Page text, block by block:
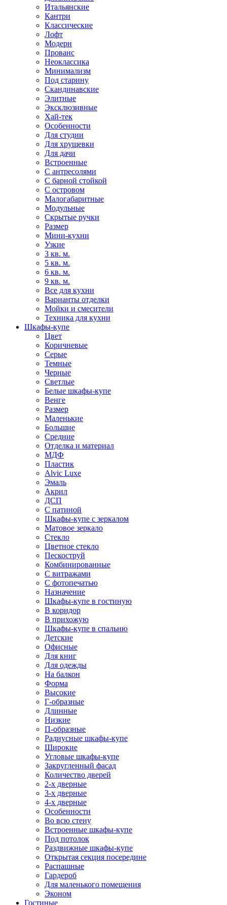
Итальянские
Кантри
Классические
Лофт
Модерн
Прованс
Неоклассика
Минимализм
Под старину
Скандинавские
Элитные
Эксклюзивные
Хай-тек
Особенности
Для студии
Для хрущевки
Для дачи
Встроенные
С антресолями
С барной стойкой
С островом
Малогабаритные
Модульные
Скрытые ручки
Размер
Мини-кухни
Узкие
3 кв. м.
5 кв. м.
6 кв. м.
9 кв. м.
Все для кухни
Варианты отделки
Мойки и смесители
Техника для кухни
Шкафы-купе
Цвет
Коричневые
Серые
Темные
Черные
Светлые
Белые шкафы-купе
Венге
Размер
Маленькие
Большие
Средние
Отделка и материал
МДФ
Пластик
Alvic Luxe
Эмаль
Акрил
ДСП
С патиной
Шкафы-купе с зеркалом
Матовое зеркало
Стекло
Цветное стекло
Пескоструй
Комбинированные
С витражами
С фотопечатью
Назначение
Шкафы-купе в гостиную
В коридор
В прихожую
Шкафы-купе в спальню
Детские
Офисные
Для книг
Для одежды
На балкон
Форма
Высокие
Г-образные
Длинные
Низкие
П-образные
Радиусные шкафы-купе
Широкие
Угловые шкафы-купе
Закругленный фасад
Количество дверей
2-х дверные
3-х дверные
4-х дверные
Особенности
Во всю стену
Встроенные шкафы-купе
Под потолок
Раздвижные шкафы-купе
Открытая секция посередине
Распашные
Гардероб
Для маленького помещения
Эконом
Гостиные